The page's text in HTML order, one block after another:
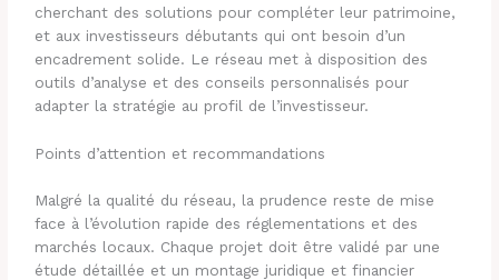
cherchant des solutions pour compléter leur patrimoine,
et aux investisseurs débutants qui ont besoin d’un
encadrement solide. Le réseau met à disposition des
outils d’analyse et des conseils personnalisés pour
adapter la stratégie au profil de l’investisseur.
Points d’attention et recommandations
Malgré la qualité du réseau, la prudence reste de mise
face à l’évolution rapide des réglementations et des
marchés locaux. Chaque projet doit être validé par une
étude détaillée et un montage juridique et financier